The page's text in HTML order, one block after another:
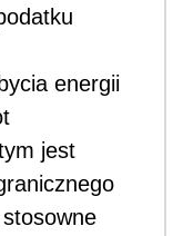
energii
jest